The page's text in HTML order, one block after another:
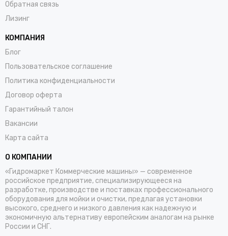
Обратная связь
Лизинг
КОМПАНИЯ
Блог
Пользовательское соглашение
Политика конфиденциальности
Договор оферта
Гарантийный талон
Вакансии
Карта сайта
О КОМПАНИИ
«Гидромаркет Коммерческие машины» — современное
российское предприятие, специализирующееся на
разработке, производстве и поставках профессионального
оборудования для мойки и очистки, предлагая установки
высокого, среднего и низкого давления как надежную и
экономичную альтернативу европейским аналогам на рынке
России и СНГ.